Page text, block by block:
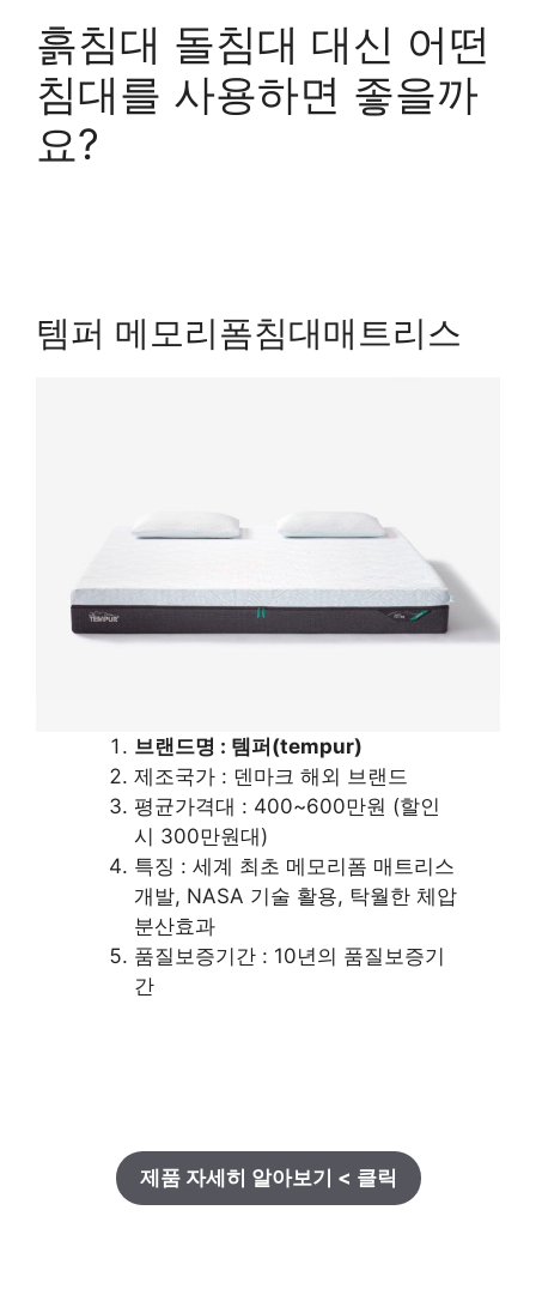
흙침대 돌침대 대신 어떤
침대를 사용하면 좋을까
요?
템퍼 메모리폼침대매트리스
브랜드명 : 템퍼(tempur)
제조국가 : 덴마크 해외 브랜드
평균가격대 : 400~600만원 (할인
시 300만원대)
특징 : 세계 최초 메모리폼 매트리스
개발, NASA 기술 활용, 탁월한 체압
분산효과
품질보증기간 : 10년의 품질보증기
간
제품 자세히 알아보기 < 클릭